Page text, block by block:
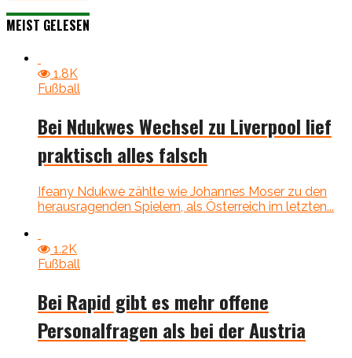
MEIST GELESEN
1.8K
Fußball
Bei Ndukwes Wechsel zu Liverpool lief
praktisch alles falsch
Ifeany Ndukwe zählte wie Johannes Moser zu den
herausragenden Spielern, als Österreich im letzten...
1.2K
Fußball
Bei Rapid gibt es mehr offene
Personalfragen als bei der Austria